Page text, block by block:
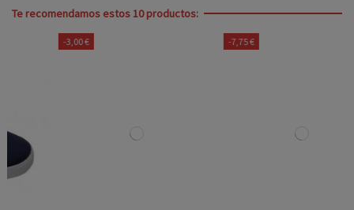
Te recomendamos estos 10 productos: